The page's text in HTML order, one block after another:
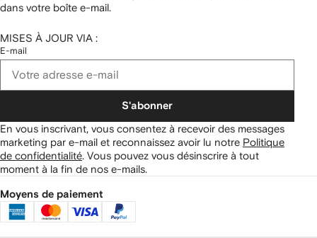
dans votre boîte e-mail.
MISES À JOUR VIA :
E-mail
S'abonner
En vous inscrivant, vous consentez à recevoir des messages
marketing par e-mail et reconnaissez avoir lu notre Politique
de confidentialité Vous pouvez vous désinscrire à tout
moment à la fin de nos e-mails.
Moyens de paiement